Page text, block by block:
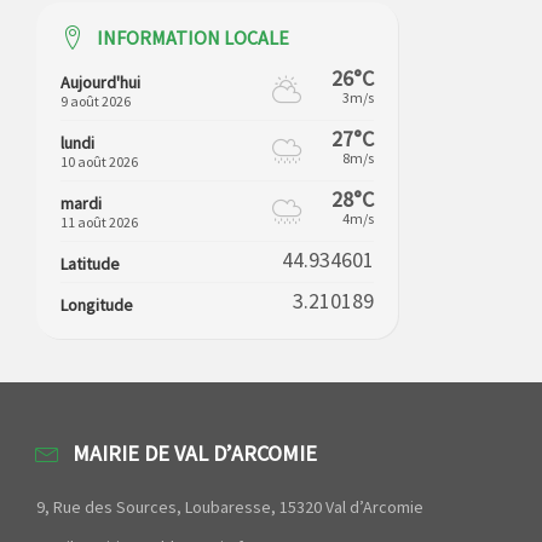
INFORMATION LOCALE
Aujourd'hui
9 août 2026
26°C
3m/s
lundi
10 août 2026
27°C
8m/s
mardi
11 août 2026
28°C
4m/s
Latitude 44.934601
Longitude 3.210189
MAIRIE DE VAL D’ARCOMIE
9, Rue des Sources, Loubaresse, 15320 Val d’Arcomie